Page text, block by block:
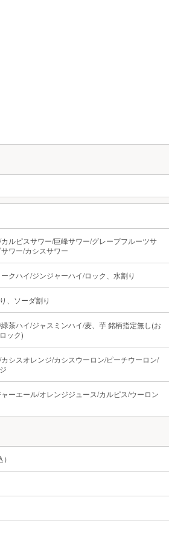
ルピスサワー/巨峰サワー/グレープフルーツサ
ワー/カシスサワー
クハイ/ジンジャーハイ/ロック、水割り
、ソーダ割り
茶ハイ/ジャスミンハイ/麦、芋 銘柄指定無し(お
ック)
シスオレンジ/カシスウーロン/ピーチウーロン/
ーエール/オレンジジュース/カルピス/ウーロン